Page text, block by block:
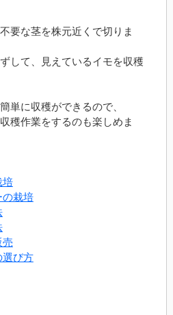
要な茎を株元近くで切りま
して、見えているイモを収穫
単に収穫ができるので、
穫作業をするのも楽しめま
培
の栽培
売
選び方